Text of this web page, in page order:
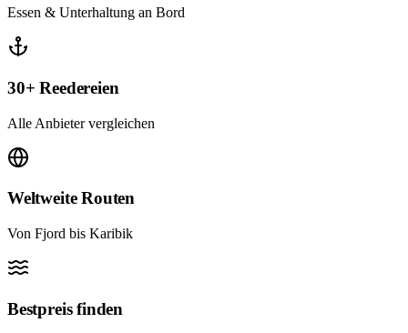
Essen & Unterhaltung an Bord
30+ Reedereien
Alle Anbieter vergleichen
Weltweite Routen
Von Fjord bis Karibik
Bestpreis finden